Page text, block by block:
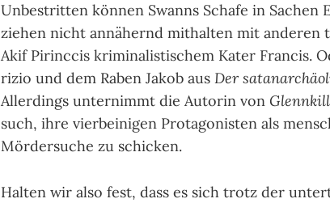
Unbestritten kön­nen Swanns Schafe in
zie­hen nicht annä­hernd mit­halten mit ande­ren
Akif Pirinccis krimi­nalis­ti­schem Kater Fran­cis.
ri­zio und dem Raben Jakob aus Der
Aller­dings unter­nimmt die Auto­rin von Glennkill
such, ihre vier­beini­gen Prota­gonis­ten als
Mör­der­su­che zu schicken.
Halten wir also fest, dass es sich trotz der